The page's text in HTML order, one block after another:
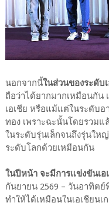
นอกจากนี้ในส่วนของระดับเ
ถือว่าได้ยากมากเหมือนกัน
เอเชีย หรือแม้แต่ในระดับอ
ทอง เพราะฉะนั้นโดยรวม
ในระดับรุ่นเล็กจนถึงรุ่นให
ระดับโลกด้วยเหมือนกัน
ในปีหน้า จะมีการแข่งขันเ
กันยายน 2569 – วันอาทิตย์
ทำให้ได้เหมือนในเอเชียนเ